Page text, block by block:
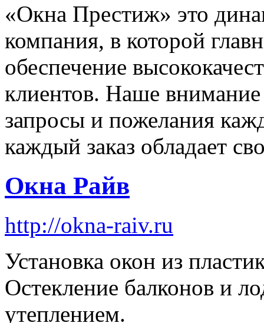
«Окна Престиж» это
компания, в которой
обеспечение
клиентов. Наше
запросы и пожелания
каждый заказ обладает
Окна Райв
http://okna-raiv.ru
Установка окон из
Остекление балконов и
утеплением.